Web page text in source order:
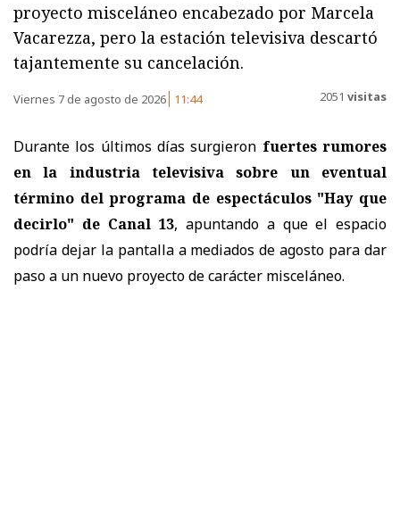
proyecto misceláneo encabezado por Marcela
Vacarezza, pero la estación televisiva descartó
tajantemente su cancelación.
Viernes 7 de agosto de 2026 11:44 2051 visitas
Durante los últimos días surgieron fuertes rumores
en la industria televisiva sobre un eventual
término del programa de espectáculos "Hay que
decirlo" de Canal 13, apuntando a que el espacio
podría dejar la pantalla a mediados de agosto para dar
paso a un nuevo proyecto de carácter misceláneo.